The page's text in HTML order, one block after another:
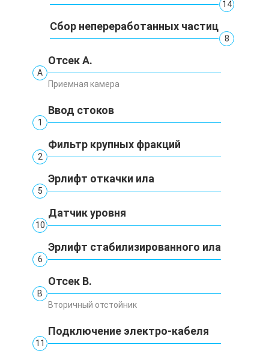
14
Сбор непереработанных частиц
8
Отсек А.
А
Приемная камера
Ввод стоков
1
Фильтр крупных фракций
2
Эрлифт откачки ила
5
Датчик уровня
10
Эрлифт стабилизированного ила
6
Отсек В.
В
Вторичный отстойник
Подключение электро-кабеля
11